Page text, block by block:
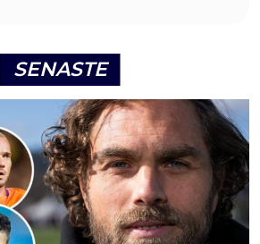
SENASTE